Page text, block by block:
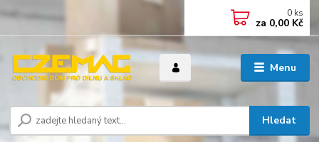
Menu
Hledat
0 ks
za 0,00 Kč